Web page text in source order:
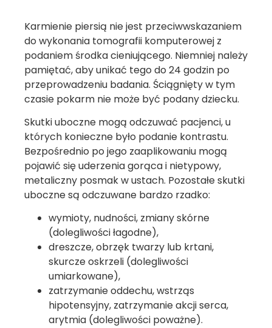
Karmienie piersią nie jest przeciwwskazaniem
do wykonania tomografii komputerowej z
podaniem środka cieniującego. Niemniej należy
pamiętać, aby unikać tego do 24 godzin po
przeprowadzeniu badania. Ściągnięty w tym
czasie pokarm nie może być podany dziecku.
Skutki uboczne mogą odczuwać pacjenci, u
których konieczne było podanie kontrastu.
Bezpośrednio po jego zaaplikowaniu mogą
pojawić się uderzenia gorąca i nietypowy,
metaliczny posmak w ustach. Pozostałe skutki
uboczne są odczuwane bardzo rzadko:
wymioty, nudności, zmiany skórne
(dolegliwości łagodne),
dreszcze, obrzęk twarzy lub krtani,
skurcze oskrzeli (dolegliwości
umiarkowane),
zatrzymanie oddechu, wstrząs
hipotensyjny, zatrzymanie akcji serca,
arytmia (dolegliwości poważne).